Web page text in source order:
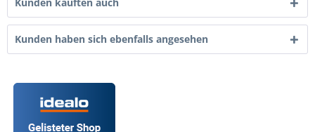
Kunden haben sich ebenfalls angesehen